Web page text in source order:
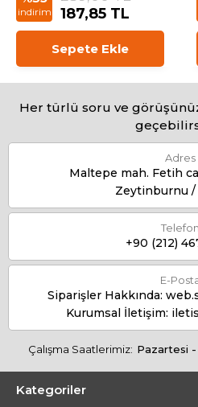
indirim
187,85 TL
Sepete Ekle
Her türlü soru ve
Adres
Maltepe mah. Fetih
Zeytinburnu
Telefon
+90 (212)
E-
Siparişler Hakkında:
Kurumsal İletişim:
Çalışma Saatlerimiz: Pazartesi -
Kategoriler